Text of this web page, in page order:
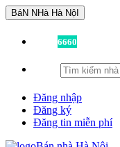
BáN NHà Hà NộI
6660
Đăng nhập
Đăng ký
Đăng tin miễn phí